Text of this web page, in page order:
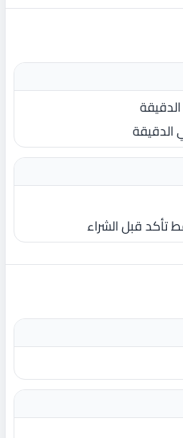
قبل الشراء